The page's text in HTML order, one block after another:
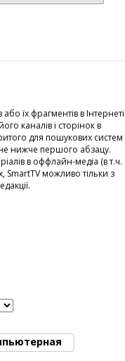
їх фрагментів в Інтернеті
каналів і сторінок в
для пошукових систем
нижче першого абзацу.
в оффлайн-медіа (в т.ч.
SmartTV можливо тільки з